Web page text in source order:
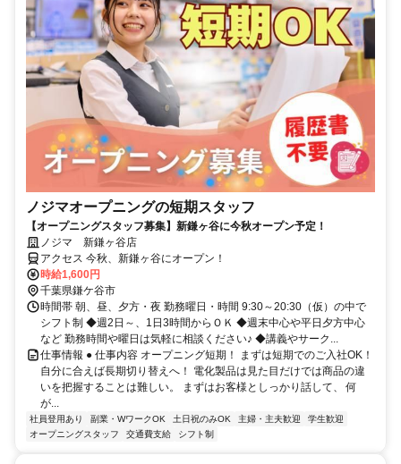
ノジマオープニングの短期スタッフ
【オープニングスタッフ募集】新鎌ヶ谷に今秋オープン予定！
ノジマ 新鎌ヶ谷店
アクセス 今秋、新鎌ヶ谷にオープン！
時給1,600円
千葉県鎌ケ谷市
時間帯 朝、昼、夕方・夜 勤務曜日・時間 9:30～20:30（仮）の中で
シフト制 ◆週2日～、1日3時間からＯＫ ◆週末中心や平日夕方中心
など 勤務時間や曜日は気軽に相談ください♪ ◆講義やサーク...
仕事情報 ● 仕事内容 オープニング短期！ まずは短期でのご入社OK！
自分に合えば長期切り替えへ！ 電化製品は見た目だけでは商品の違
いを把握することは難しい。 まずはお客様としっかり話して、 何
が...
社員登用あり 副業・WワークOK 土日祝のみOK 主婦・主夫歓迎
学生歓迎
オープニングスタッフ
交通費支給 シフト制